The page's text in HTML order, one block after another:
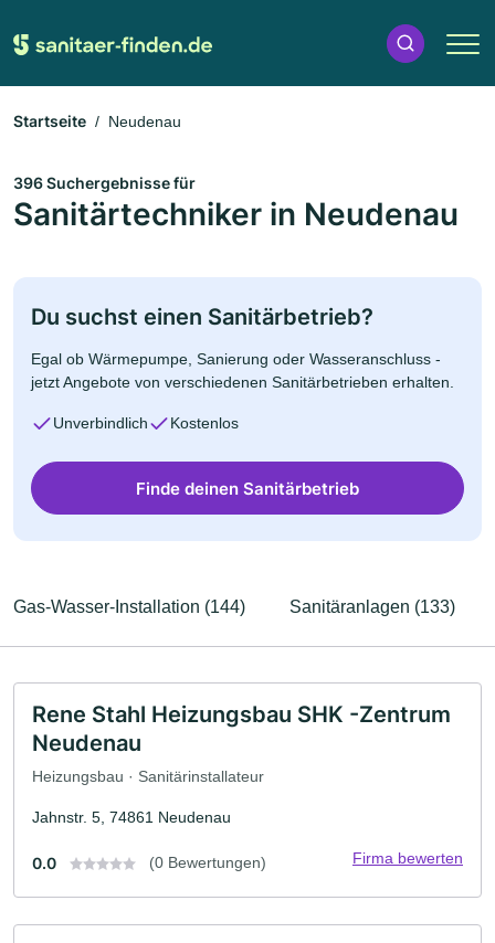
Startseite Neudenau
396 Suchergebnisse für
Sanitärtechniker in Neudenau
Du suchst einen Sanitärbetrieb?
Egal ob Wärmepumpe, Sanierung oder Wasseranschluss -
jetzt Angebote von verschiedenen Sanitärbetrieben erhalten.
Unverbindlich Kostenlos
Finde deinen Sanitärbetrieb
Gas-Wasser-Installation (144) Sanitäranlagen (133)
Rene Stahl Heizungsbau SHK -Zentrum
Neudenau
Heizungsbau · Sanitärinstallateur
Jahnstr. 5, 74861 Neudenau
0.0 (0 Bewertungen) Firma bewerten